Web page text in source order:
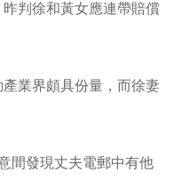
昨判徐和黃女應連帶賠償
業界頗具份量，而徐妻
間發現丈夫電郵中有他